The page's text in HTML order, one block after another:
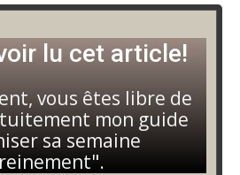
lu cet article!
vous êtes libre de
mon guide
sa semaine